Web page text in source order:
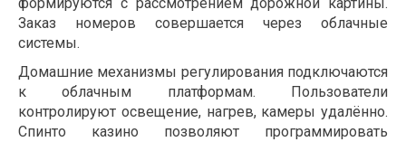
Заказ номеров совершается через облачные
системы.
Домашние механизмы регулирования подключаются
к облачным платформам. Пользователи
контролируют освещение, нагрев, камеры удалённо.
Спинто казино позволяют программировать